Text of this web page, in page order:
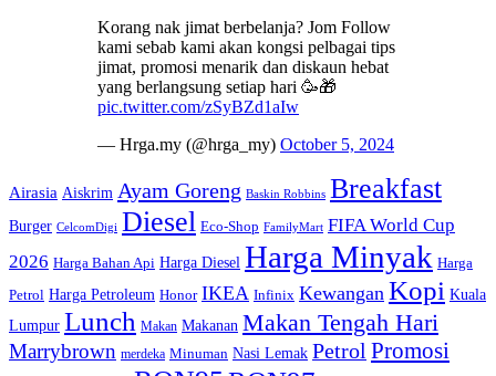
Korang nak jimat berbelanja? Jom Follow
kami sebab kami akan kongsi pelbagai tips
jimat, promosi menarik dan diskaun hebat
yang berlangsung setiap hari 🥳🎁
pic.twitter.com/zSyBZd1aIw
— Hrga.my (@hrga_my) October 5, 2024
Airasia Aiskrim Ayam Goreng Baskin Robbins Breakfast
Burger CelcomDigi Diesel Eco-Shop FamilyMart FIFA World Cup
2026 Harga Bahan Api Harga Diesel Harga Minyak Harga
Petrol Harga Petroleum Honor IKEA Infinix Kewangan Kopi Kuala
Lumpur Lunch Makan Makanan Makan Tengah Hari
Marrybrown merdeka Minuman Nasi Lemak Petrol Promosi